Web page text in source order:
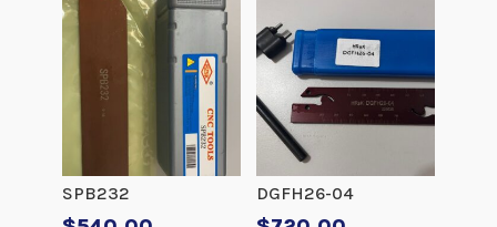
SPB232 DGFH26-04